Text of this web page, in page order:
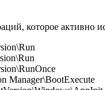
которое активно
Manager\BootExecute